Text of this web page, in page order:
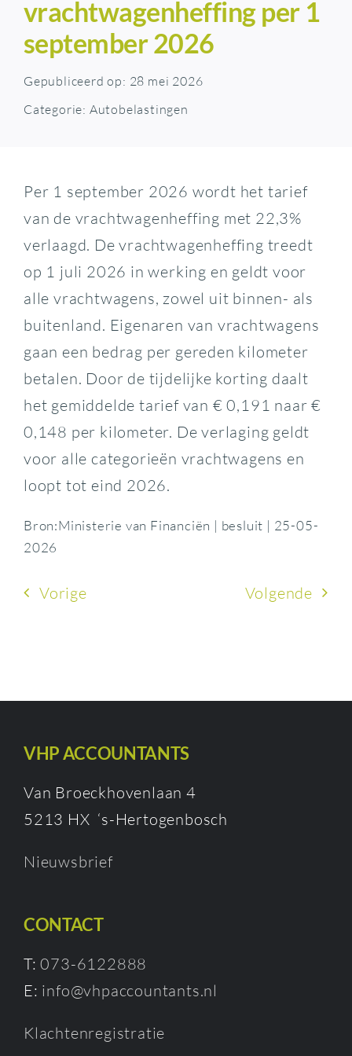
vrachtwagenheffing per 1
september 2026
Gepubliceerd op: 28 mei 2026
Categorie: Autobelastingen
Per 1 september 2026 wordt het tarief
van de vrachtwagenheffing met 22,3%
verlaagd. De vrachtwagenheffing treedt
op 1 juli 2026 in werking en geldt voor
alle vrachtwagens, zowel uit binnen- als
buitenland. Eigenaren van vrachtwagens
gaan een bedrag per gereden kilometer
betalen. Door de tijdelijke korting daalt
het gemiddelde tarief van € 0,191 naar €
0,148 per kilometer. De verlaging geldt
voor alle categorieën vrachtwagens en
loopt tot eind 2026.
Bron:Ministerie van Financiën | besluit | 25-05-
2026
Vorige Volgende
VHP ACCOUNTANTS
Van Broeckhovenlaan 4
5213 HX ‘s-Hertogenbosch
Nieuwsbrief
CONTACT
T:073-6122888
E: info@vhpaccountants.nl
Klachtenregistratie